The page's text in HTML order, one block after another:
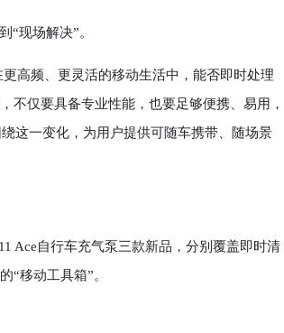
现场解决”。
高频、更灵活的移动生活中，能否即时处理
不仅要具备专业性能，也要足够便携、易用，
这一变化，为用户提供可随车携带、随场景
Ace自行车充气泵三款新品，分别覆盖即时清
“移动工具箱”。